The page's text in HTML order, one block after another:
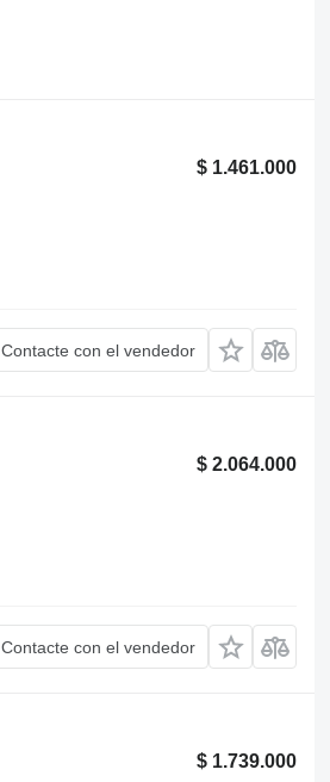
$ 1.461.000
Contacte con el vendedor
$ 2.064.000
Contacte con el vendedor
$ 1.739.000